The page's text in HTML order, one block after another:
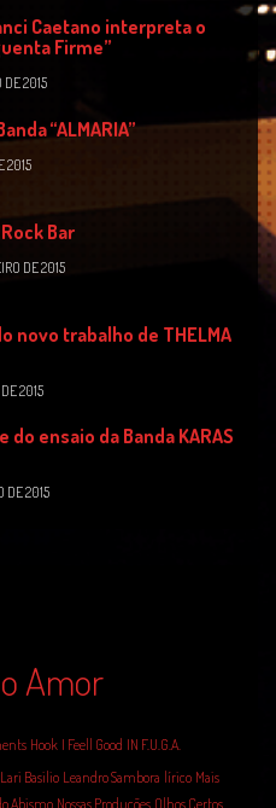
Caetano interpreta o
Firme”
DE 2015
“ALMARIA”
2015
Bar
DE 2015
novo trabalho de THELMA
2015
do ensaio da Banda KARAS
DE 2015
Amor
Hook I Feell Good IN F.U.G.A.
Lari Basilio Leandro Sambora lírico Mais
Abismo Nossas Produções Olhos Certos